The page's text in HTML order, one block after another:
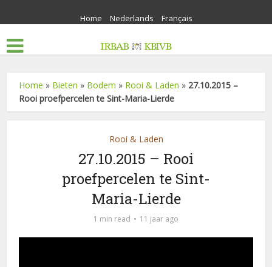
Home Nederlands Français
Home » Bieten » Bodem » Rooi & Laden » 27.10.2015 –
Rooi proefpercelen te Sint-Maria-Lierde
Rooi & Laden
27.10.2015 – Rooi
proefpercelen te Sint-
Maria-Lierde
1 min read 11 jaar ago